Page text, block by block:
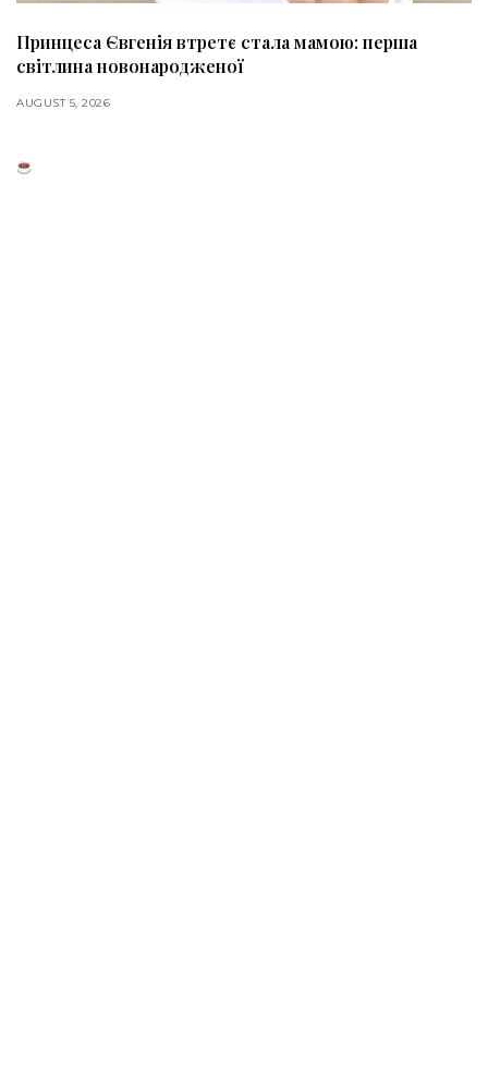
Принцеса Євгенія втретє стала мамою: перша
світлина новонародженої
AUGUST 5, 2026